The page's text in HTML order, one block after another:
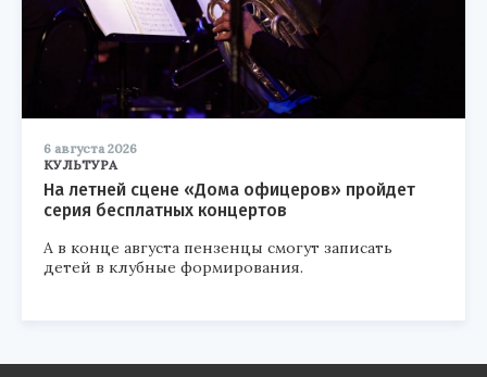
6 августа 2026
КУЛЬТУРА
На летней сцене «Дома офицеров» пройдет
серия бесплатных концертов
А в конце августа пензенцы смогут записать
детей в клубные формирования.